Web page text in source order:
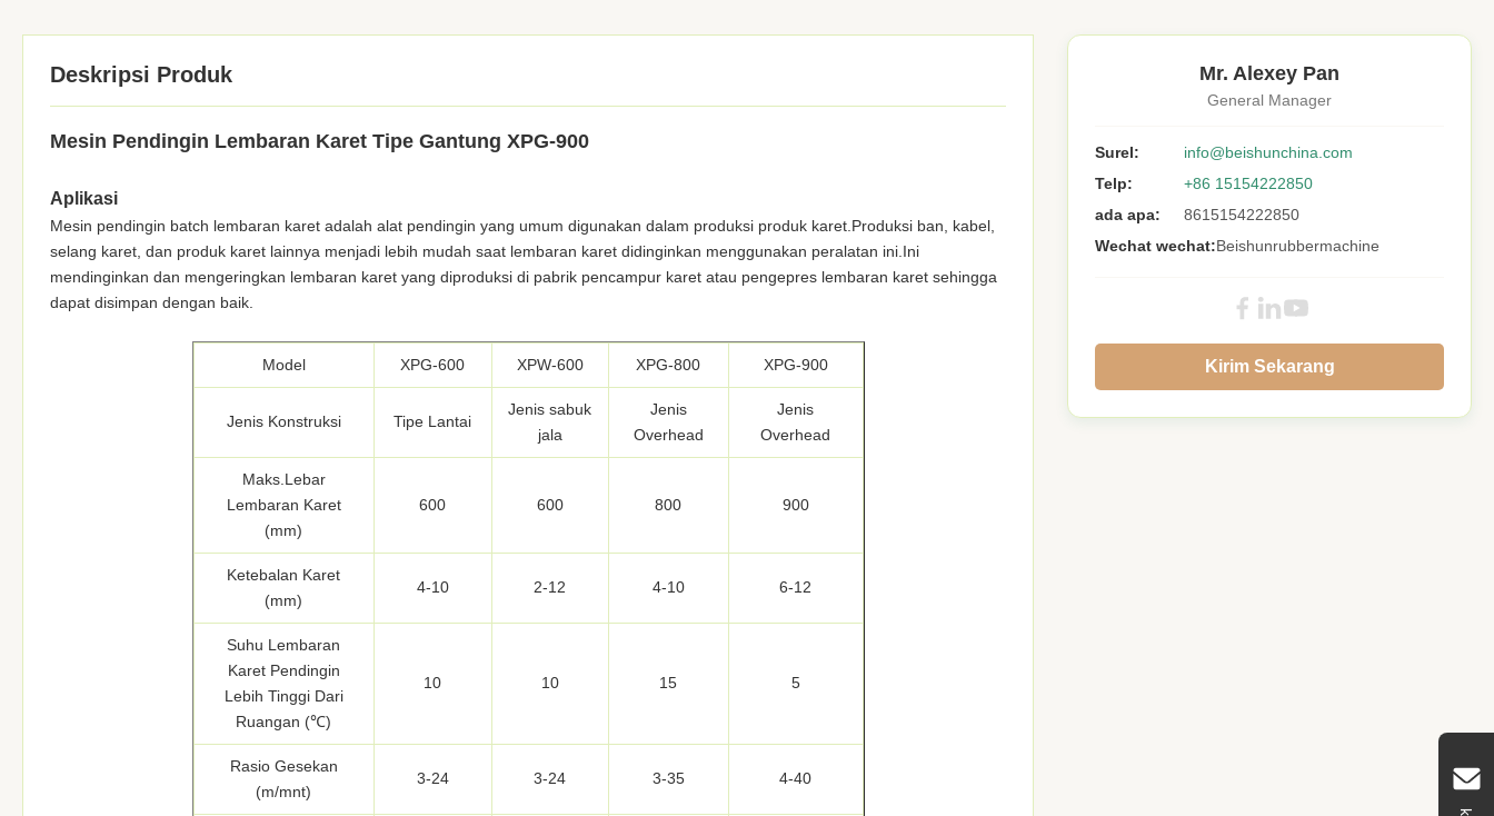
Deskripsi Produk
Mesin Pendingin Lembaran Karet Tipe Gantung XPG-900
Aplikasi
Mesin pendingin batch lembaran karet adalah alat pendingin yang umum digunakan dalam produksi produk karet.Produksi ban, kabel,
selang karet, dan produk karet lainnya menjadi lebih mudah saat lembaran karet didinginkan menggunakan peralatan ini.Ini
mendinginkan dan mengeringkan lembaran karet yang diproduksi di pabrik pencampur karet atau pengepres lembaran karet sehingga
dapat disimpan dengan baik.
Model XPG-600 XPW-600 XPG-800 XPG-900
Jenis Konstruksi Tipe Lantai
Jenis sabuk
jala
Jenis
Overhead
Jenis
Overhead
Maks.Lebar
Lembaran Karet
(mm)
600 600 800 900
Ketebalan Karet
(mm)
4-10 2-12 4-10 6-12
Suhu Lembaran
Karet Pendingin
Lebih Tinggi Dari
Ruangan (℃)
10 10 15 5
Rasio Gesekan
(m/mnt)
3-24 3-24 3-35 4-40
Mr. Alexey Pan
General Manager
Surel:
info@beishunchina.com
Telp:
+86 15154222850
ada apa:
8615154222850
Wechat wechat:Beishunrubbermachine
Kirim Sekarang